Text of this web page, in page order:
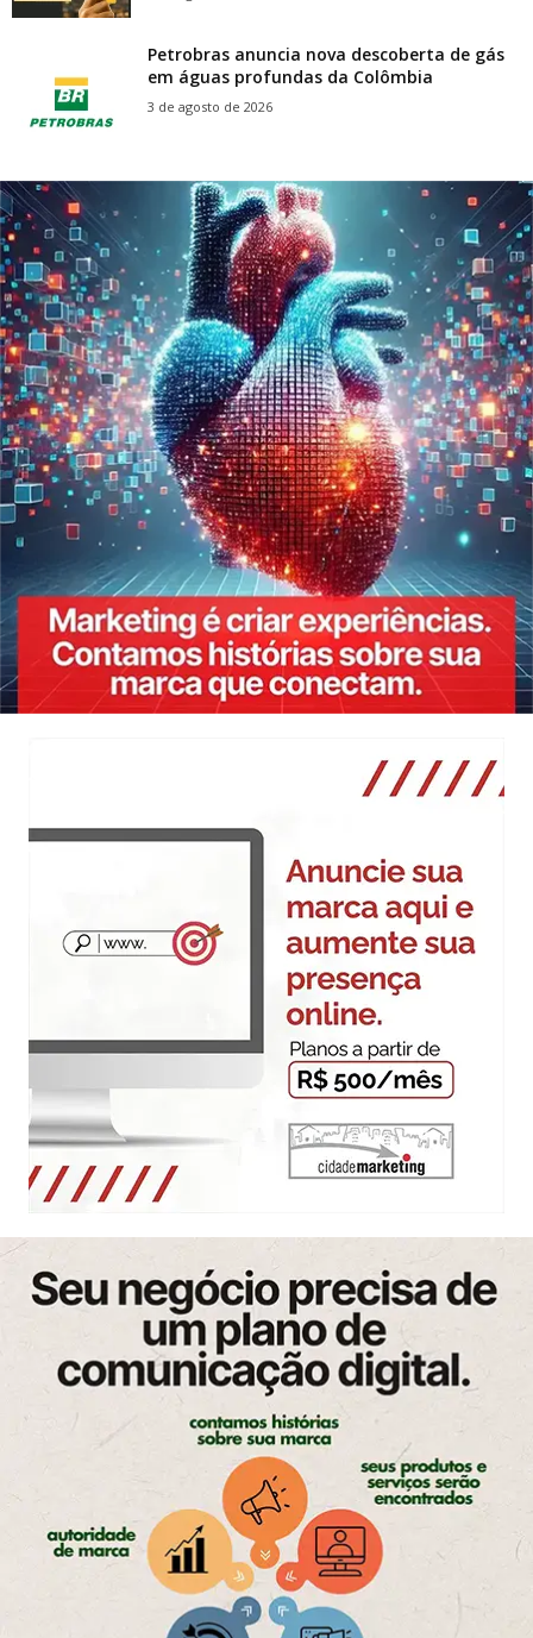
Petrobras anuncia nova descoberta de gás
em águas profundas da Colômbia
3 de agosto de 2026